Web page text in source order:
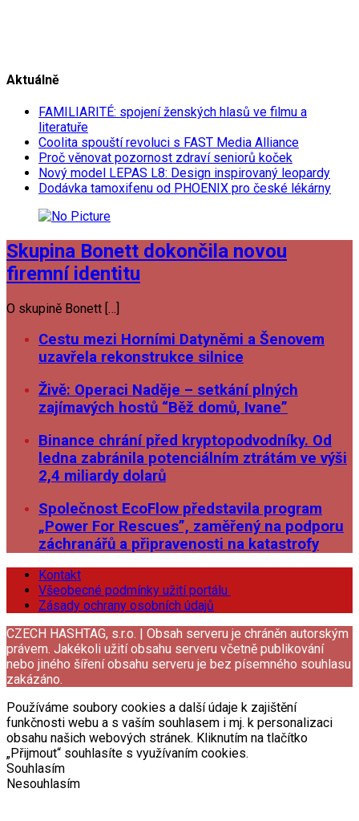
Aktuálně
FAMILIARITÉ: spojení ženských hlasů ve filmu a
literatuře
Coolita spouští revoluci s FAST Media Alliance
Proč věnovat pozornost zdraví seniorů koček
Nový model LEPAS L8: Design inspirovaný leopardy
Dodávka tamoxifenu od PHOENIX pro české lékárny
Skupina Bonett dokončila novou
firemní identitu
O skupině Bonett […]
Cestu mezi Horními Datyněmi a Šenovem
uzavřela rekonstrukce silnice
Živě: Operaci Naděje – setkání plných
zajímavých hostů “Běž domů, Ivane”
Binance chrání před kryptopodvodníky. Od
ledna zabránila potenciálním ztrátám ve výši
2,4 miliardy dolarů
Společnost EcoFlow představila program
„Power For Rescues”, zaměřený na podporu
záchranářů a připravenosti na katastrofy
Kontakt
Všeobecné podmínky užití portálu
Zásady ochrany osobních údajů
CZECH HASHTAG, s.r.o. | Obsah serveru je chráněn autorským
právem. Jakékoli užití obsahu serveru včetně publikování
nebo jiného šíření obsahu serveru je bez písemného souhlasu
zakázáno.
Používáme soubory cookies a další údaje k zajištění
funkčnosti webu a s vaším souhlasem i mj. k personalizaci
obsahu našich webových stránek. Kliknutím na tlačítko
„Přijmout“ souhlasíte s využívaním cookies.
Souhlasím
Nesouhlasím